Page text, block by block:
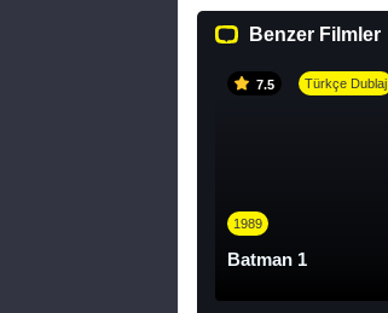
Benzer Filmler
7.5 Türkçe Dublaj
1989
Batman 1